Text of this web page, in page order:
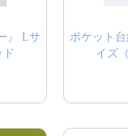
』 Lサ
ド
ポケット台
イズ